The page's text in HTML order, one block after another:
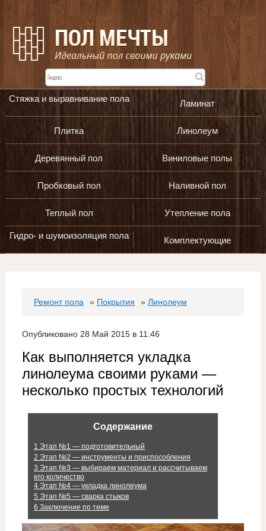
Стяжка и выравнивание пола Ламинат
Плитка Линолеум
Деревянный пол Виниловые полы
Пробковый пол Наливной пол
Теплый пол Утепление пола
Гидро- и шумоизоляция пола Комплектующие
Ремонт пола » Покрытия » Линолеум
Опубликовано 28 Май 2015 в 11:46
Как выполняется укладка
линолеума своими руками —
несколько простых технологий
Содержание
1 Этап №1 — подготовительный
2 Этап №2 — инструменты и приспособления
3 Этап №3 — выбираем материал и рассчитываем
его количество
4Этап №4 — укладка линолеума
5 Этап №5 — сварка стыков
6 Заключение по теме